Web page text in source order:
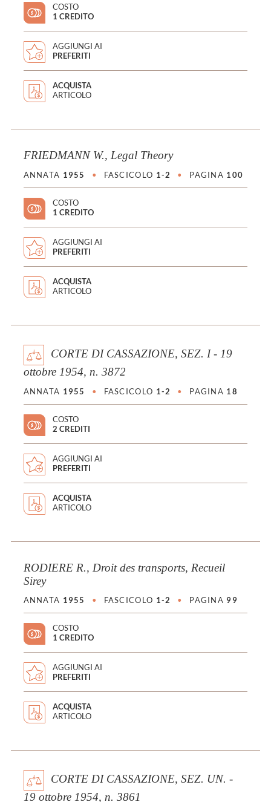
COSTO
1 CREDITO
AGGIUNGI AI
PREFERITI
ACQUISTA
ARTICOLO
FRIEDMANN W., Legal Theory
ANNATA 1955 • FASCICOLO 1-2 • PAGINA 100
COSTO
1 CREDITO
AGGIUNGI AI
PREFERITI
ACQUISTA
ARTICOLO
CORTE DI CASSAZIONE, SEZ. I - 19
ottobre 1954, n. 3872
ANNATA 1955 • FASCICOLO 1-2 • PAGINA 18
COSTO
2 CREDITI
AGGIUNGI AI
PREFERITI
ACQUISTA
ARTICOLO
RODIERE R., Droit des transports, Recueil
Sirey
ANNATA 1955 • FASCICOLO 1-2 • PAGINA 99
COSTO
1 CREDITO
AGGIUNGI AI
PREFERITI
ACQUISTA
ARTICOLO
CORTE DI CASSAZIONE, SEZ. UN. -
19 ottobre 1954, n. 3861